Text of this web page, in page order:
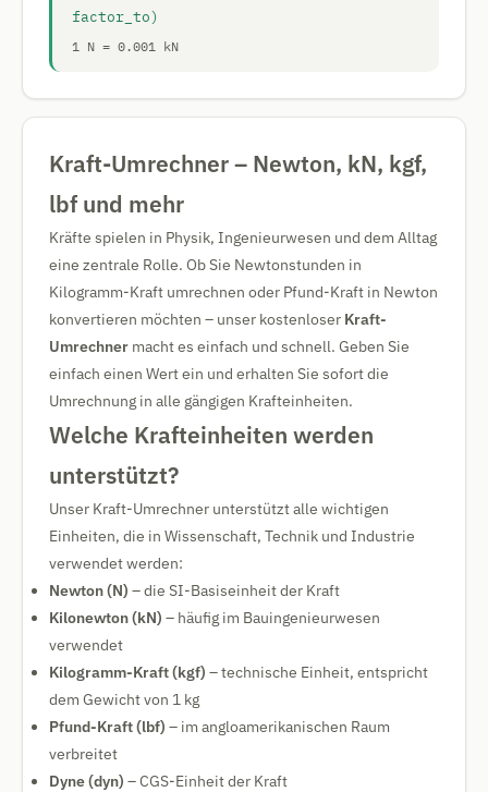
factor_to)
1 N = 0.001 kN
Kraft-Umrechner – Newton, kN, kgf,
lbf und mehr
Kräfte spielen in Physik, Ingenieurwesen und dem Alltag
eine zentrale Rolle. Ob Sie Newtonstunden in
Kilogramm-Kraft umrechnen oder Pfund-Kraft in Newton
konvertieren möchten – unser kostenloser Kraft-
Umrechner macht es einfach und schnell. Geben Sie
einfach einen Wert ein und erhalten Sie sofort die
Umrechnung in alle gängigen Krafteinheiten.
Welche Krafteinheiten werden
unterstützt?
Unser Kraft-Umrechner unterstützt alle wichtigen
Einheiten, die in Wissenschaft, Technik und Industrie
verwendet werden:
Newton (N) – die SI-Basiseinheit der Kraft
Kilonewton (kN) – häufig im Bauingenieurwesen
verwendet
Kilogramm-Kraft (kgf) – technische Einheit, entspricht
dem Gewicht von 1 kg
Pfund-Kraft (lbf) – im angloamerikanischen Raum
verbreitet
Dyne (dyn) – CGS-Einheit der Kraft